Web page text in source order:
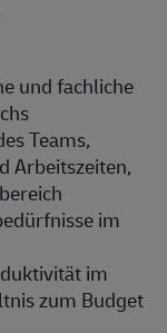
und fachliche
Teams,
Arbeitszeiten,
im
im
zum Budget